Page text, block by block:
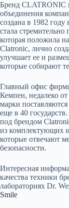
Бренд CLATRONIC
объединения
создана в 1982 году
стала
которая положила
Clatronic, лично
улучшает ее и
которые собирают
Главный офис
Кемпен, недалеко
марки
еще в 40
под брендом
из комплектующих и
которые отвечают
безопасности.
Интересная
качества техники
лабораториях Dr.
Smile